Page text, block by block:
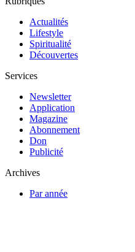
Actualités
Lifestyle
Spiritualité
Découvertes
Services
Newsletter
Application
Magazine
Abonnement
Don
Publicité
Archives
Par année